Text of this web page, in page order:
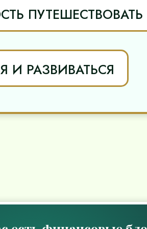
ПУТЕШЕСТВОВАТЬ
И РАЗВИВАТЬСЯ